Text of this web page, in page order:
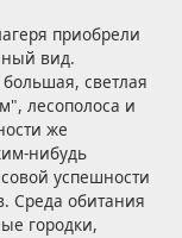
приобрели
вид.
светлая
лесополоса и
же
нибудь
успешности
Среда обитания
городки,